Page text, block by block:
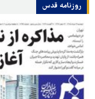
روزنامه قدس